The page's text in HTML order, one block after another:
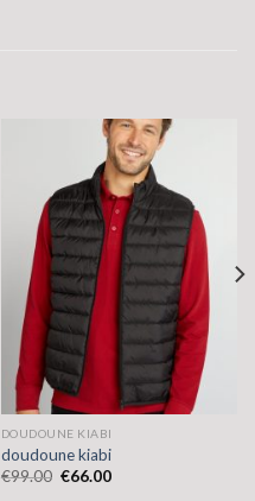
DOUDOUNE KIABI
doudoune kiabi
€99.00 €66.00